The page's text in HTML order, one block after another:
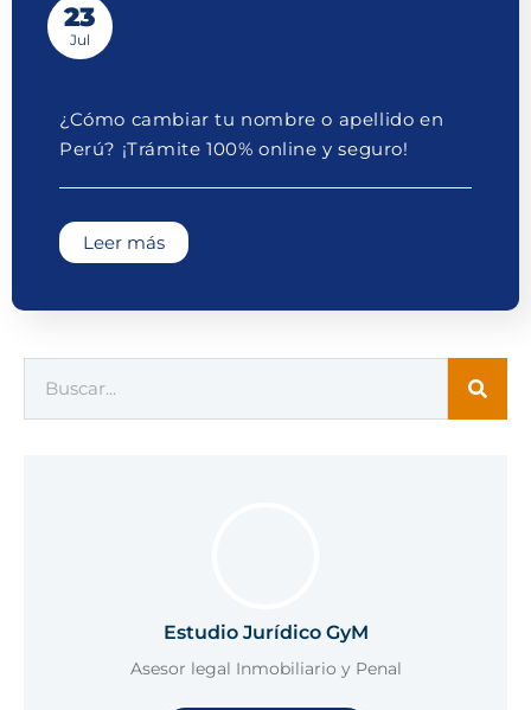
23
Jul
¿Cómo cambiar tu nombre o apellido en
Perú? ¡Trámite 100% online y seguro!
Leer más
Estudio Jurídico GyM
Asesor legal Inmobiliario y Penal